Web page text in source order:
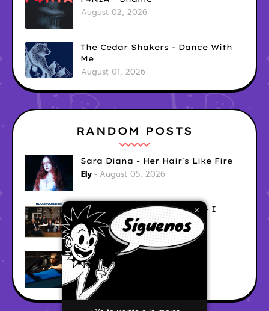
×
August 02, 2026
The Cedar Shakers - Dance With
Me
August 01, 2026
RANDOM POSTS
Sara Diana - Her Hair's Like Fire
Ely August 05, 2026
Good Vibes Rollercoaster - I
Don't Care
Ely August 05, 2026
Hyperwulf - FaceTime
Ely August 04, 2026